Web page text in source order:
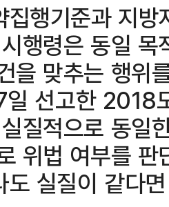
집행기준과 지
행령은 동일
을 맞추는 행위
선고한 2018
질적으로 동일
위법 여부를
도 실질이 같다